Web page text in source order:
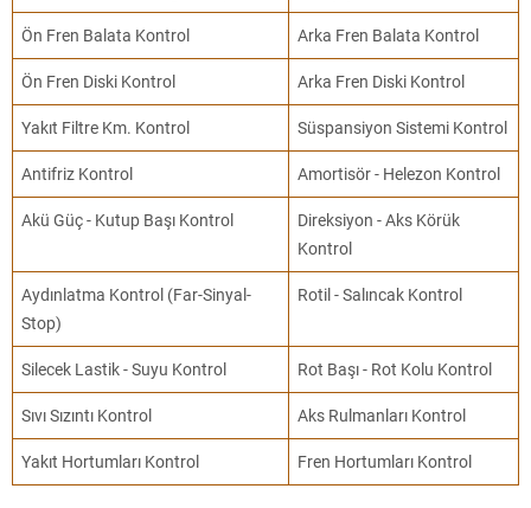
Ön Fren Balata Kontrol Arka Fren Balata Kontrol
Ön Fren Diski Kontrol Arka Fren Diski Kontrol
Yakıt Filtre Km. Kontrol Süspansiyon Sistemi Kontrol
Antifriz Kontrol Amortisör - Helezon Kontrol
Akü Güç - Kutup Başı Kontrol
Direksiyon - Aks Körük
Kontrol
Aydınlatma Kontrol (Far-Sinyal-
Stop)
Rotil - Salıncak Kontrol
Silecek Lastik - Suyu Kontrol Rot Başı - Rot Kolu Kontrol
Sıvı Sızıntı Kontrol Aks Rulmanları Kontrol
Yakıt Hortumları Kontrol Fren Hortumları Kontrol